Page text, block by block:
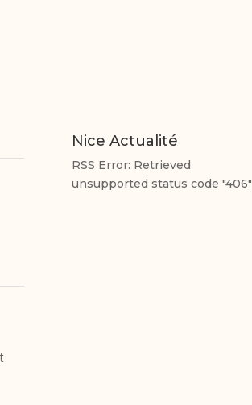
Nice Actualité
RSS Error: Retrieved
unsupported status code "406"